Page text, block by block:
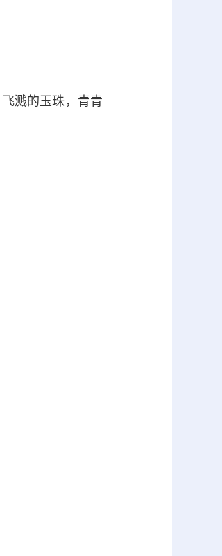
溅的玉珠，青青